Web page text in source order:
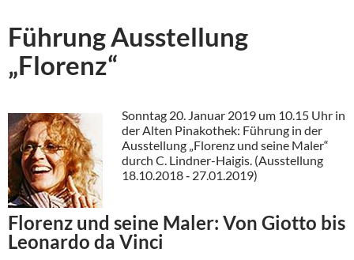
Führung Ausstellung
„Florenz“
Sonntag 20. Januar 2019 um 10.15 Uhr in
der Alten Pinakothek: Führung in der
Ausstellung „Florenz und seine Maler“
durch C. Lindner-Haigis. (Ausstellung
18.10.2018 ‐ 27.01.2019)
Florenz und seine Maler: Von Giotto bis
Leonardo da Vinci